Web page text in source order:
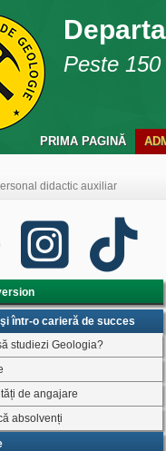
Peste
PRIMA PAGINĂ
didactic auxiliar
într-o carieră de succes
studiezi Geologia?
de angajare
absolvenți